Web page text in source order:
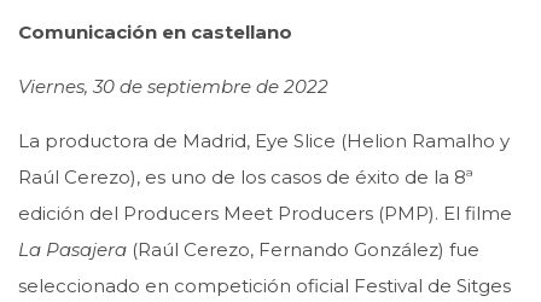
Comunicación en castellano
Viernes, 30 de septiembre de 2022
La productora de Madrid, Eye Slice (Helion Ramalho y
Raúl Cerezo), es uno de los casos de éxito de la 8ª
edición del Producers Meet Producers (PMP). El filme
La Pasajera (Raúl Cerezo, Fernando González) fue
seleccionado en competición oficial Festival de Sitges